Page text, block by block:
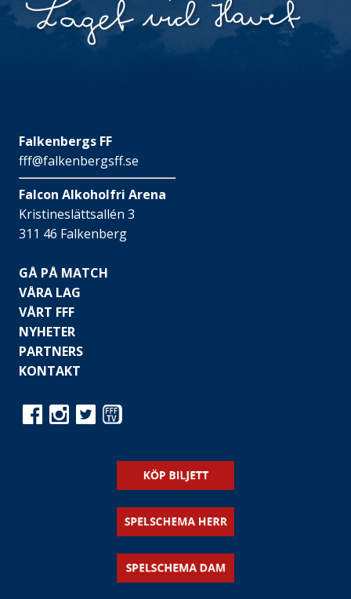
Falkenbergs FF
fff@falkenbergsff.se
Falcon Alkoholfri Arena
Kristineslättsallén 3
311 46 Falkenberg
GÅ PÅ MATCH
VÅRA LAG
VÅRT FFF
NYHETER
PARTNERS
KONTAKT